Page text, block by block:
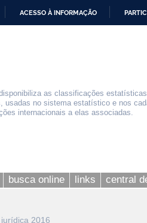
ACESSO À INFORMAÇÃO
as classificações
usadas no sistema estatístico e nos
internacionais a elas associadas.
busca online links central
2016